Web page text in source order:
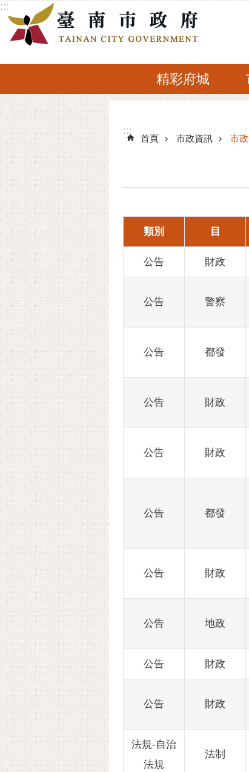
跳到主要內容區塊
:::
精彩府城
:::
:::
首頁 市政資訊 市
類別 目
公告 財政
公告 警察
公告 都發
公告 財政
公告 財政
公告 都發
公告 財政
公告 地政
公告 財政
公告 財政
法規-自治
法規
法制